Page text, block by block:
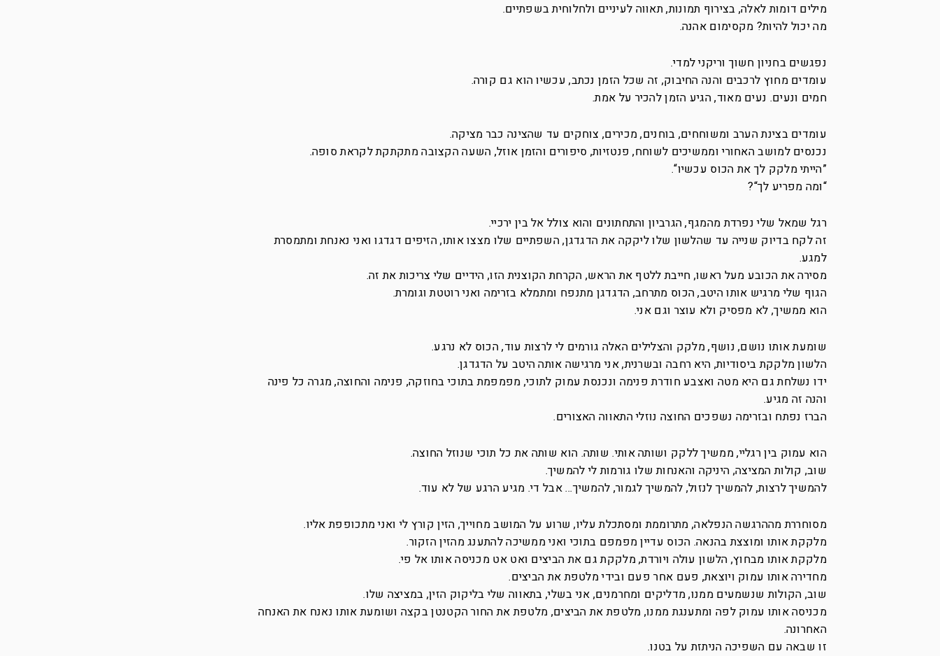
מילים דומות לאלה, בצירוף תמונות, תאווה לעיניים ולחלוחית בשפתיים.
מה יכול להיות? מקסימום אהנה.
נפגשים בחניון חשוך וריקני למדי.
עומדים מחוץ לרכבים והנה החיבוק, זה שכל הזמן נכתב, עכשיו הוא גם קורה.
חמים ונעים. נעים מאוד, הגיע הזמן להכיר על אמת.
עומדים בצינת הערב ומשוחחים, בוחנים, מכירים, צוחקים עד שהצינה כבר מציקה.
נכנסים למושב האחורי וממשיכים לשוחח, פנטזיות, סיפורים והזמן אוזל, השעה הקצובה מתקתקת לקראת סופה.
”הייתי מלקק לך את הכוס עכשיו“.
“ומה מפריע לך“?
רגל שמאל שלי נפרדת מהמגף, הגרביון והתחתונים והוא צולל אל בין ירכיי.
זה לקח בדיוק שנייה עד שהלשון שלו ליקקה את הדגדגן, השפתיים שלו מצצו אותו, הזיפים דגדגו ואני נאנחת ומתמסרת
למגע.
מסירה את הכובע מעל ראשו, חייבת ללטף את הראש, הקרחת הקוצנית הזו, הידיים שלי צריכות את זה.
הגוף שלי מרגיש אותו היטב, הכוס מתרחב, הדגדגן מתנפח ומתמלא בזרימה ואני רוטטת וגומרת.
הוא ממשיך, לא מפסיק ולא עוצר וגם אני.
שומעת אותו נושם, נושף, מלקק והצלילים האלה גורמים לי לרצות עוד, הכוס לא נרגע.
הלשון מלקקת ביסודיות, היא רחבה ובשרנית, אני מרגישה אותה היטב על הדגדגן.
ידו נשלחת גם היא מטה ואצבע חודרת פנימה ונכנסת עמוק לתוכי, מפמפמת בתוכי בחוזקה, פנימה והחוצה, מגרה כל פינה
והנה זה מגיע.
הברז נפתח ובזרימה נשפכים החוצה נוזלי התאווה האצורים.
הוא עמוק בין רגליי, ממשיך ללקק ושותה אותי. שותה. הוא שותה את כל תוכי שנוזל החוצה.
שוב, קולות המציצה, היניקה והאנחות שלו גורמות לי להמשיך.
להמשיך לרצות, להמשיך לנזול, להמשיך לגמור, להמשיך… אבל די. מגיע הרגע של לא עוד.
מסוחררת מההרגשה הנפלאה, מתרוממת ומסתכלת עליו, שרוע על המושב מחוייך, הזין קורץ לי ואני מתכופפת אליו.
מלקקת אותו ומוצצת בהנאה. הכוס עדיין מפמפם בתוכי ואני ממשיכה להתענג מהזין הזקור.
מלקקת אותו מבחוץ, הלשון עולה ויורדת, מלקקת גם את הביצים ואט אט מכניסה אותו אל פי.
מחדירה אותו עמוק ויוצאת, פעם אחר פעם ובידי מלטפת את הביצים.
שוב, הקולות שנשמעים ממנו, מדליקים ומחרמנים, אני בשלי, בתאווה שלי בליקוק הזין, במציצה שלו.
מכניסה אותו עמוק לפה ומתענגת ממנו, מלטפת את הביצים, מלטפת את החור הקטנטן בקצה ושומעת אותו נאנח את האנחה
האחרונה.
זו שבאה עם השפיכה הניתזת על בטנו.